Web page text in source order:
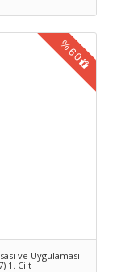
ve Uygulaması
1. Cilt
%
60